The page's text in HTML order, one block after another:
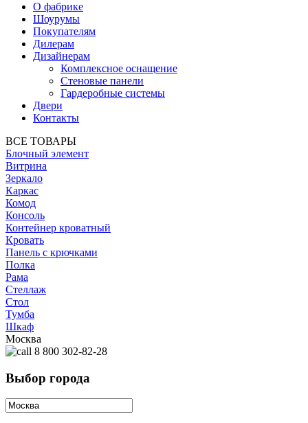
О фабрике
Шоурумы
Покупателям
Дилерам
Дизайнерам
Комплексное оснащение
Стеновые панели
Гардеробные системы
Двери
Контакты
ВСЕ ТОВАРЫ
Блочный элемент
Витрина
Зеркало
Каркас
Комод
Консоль
Контейнер кроватный
Кровать
Панель с крючками
Полка
Рама
Стеллаж
Стол
Тумба
Шкаф
Москва
8 800 302-82-28
Выбор города